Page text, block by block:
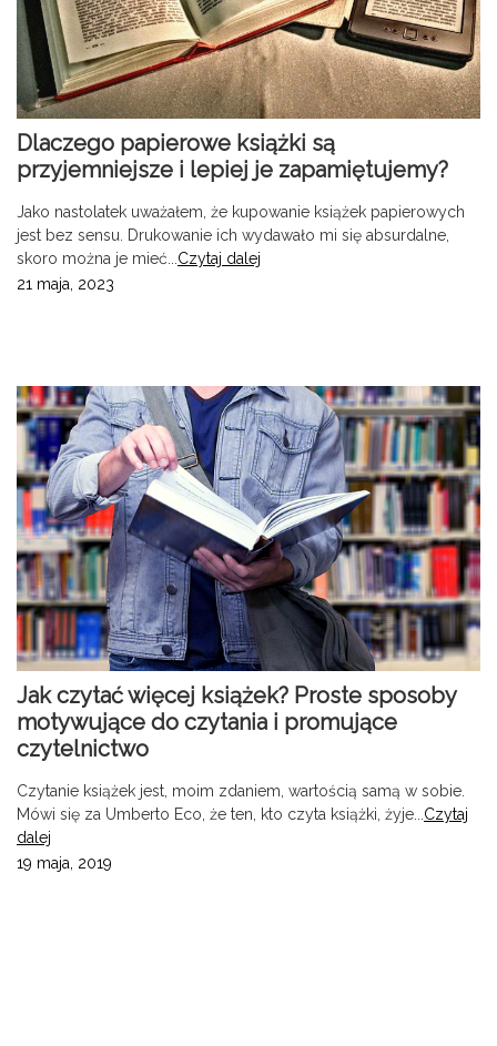
Dlaczego papierowe książki są
przyjemniejsze i lepiej je zapamiętujemy?
Jako nastolatek uważałem, że kupowanie książek papierowych
jest bez sensu. Drukowanie ich wydawało mi się absurdalne,
skoro można je mieć... Czytaj dalej
21 maja, 2023
Jak czytać więcej książek? Proste sposoby
motywujące do czytania i promujące
czytelnictwo
Czytanie książek jest, moim zdaniem, wartością samą w sobie.
Mówi się za Umberto Eco, że ten, kto czyta książki, żyje...Czytaj
dalej
19 maja, 2019